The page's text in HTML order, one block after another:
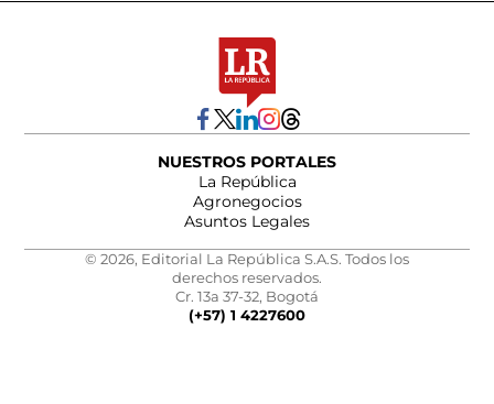
NUESTROS PORTALES
La República
Agronegocios
Asuntos Legales
© 2026, Editorial La República S.A.S. Todos los
derechos reservados.
Cr. 13a 37-32, Bogotá
(+57) 1 4227600